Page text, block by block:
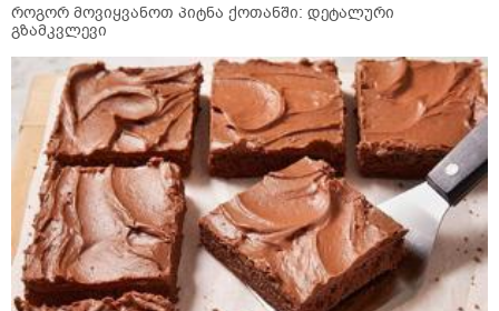
როგორ მოვიყვანოთ პიტნა ქოთანში: დეტალური
გზამკვლევი